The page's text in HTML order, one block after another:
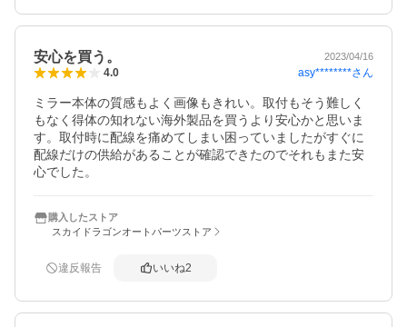
安心を買う。 2023/04/16
4.0 asy********さん
ミラー本体の質感もよく画像もきれい。取付もそう難しく
もなく得体の知れない海外製品を買うより安心かと思いま
す。取付時に配線を痛めてしまい困っていましたがすぐに
配線だけの供給があることが確認できたのでそれもまた安
購入したストア
スカイドラゴンオートパーツストア
違反報告 いいね2